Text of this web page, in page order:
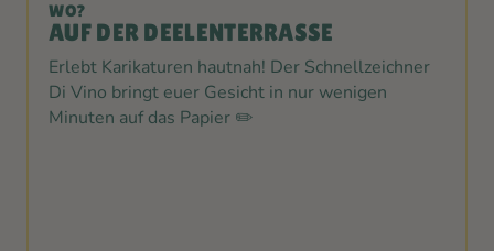
WO?
AUF DER DEELENTERRASSE
Erlebt Karikaturen hautnah! Der Schnellzeichner
Di Vino bringt euer Gesicht in nur wenigen
Minuten auf das Papier ✏️